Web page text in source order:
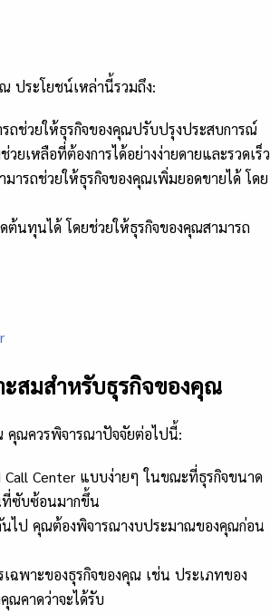
ประโยชน์เหล่านี้รวมถึง:
รถช่วยให้ธุรกิจของคุณปรับปรุงประสบการณ์
ยเหลือที่ต้องการได้อย่างง่ายดายและรวดเร็ว
มารถช่วยให้ธุรกิจของคุณเพิ่มยอดขายได้ โดย
ต้นทุนได้ โดยช่วยให้ธุรกิจของคุณสามารถ
ะสมสำหรับธุรกิจของคุณ
คุณควรพิจารณาปัจจัยต่อไปนี้:
Call Center แบบง่ายๆ ในขณะที่ธุรกิจขนาด
ที่ซับซ้อนมากขึ้น
นไป คุณต้องพิจารณางบประมาณของคุณก่อน
ฉพาะของธุรกิจของคุณ เช่น ประเภทของ
ณคาดว่าจะได้รับ